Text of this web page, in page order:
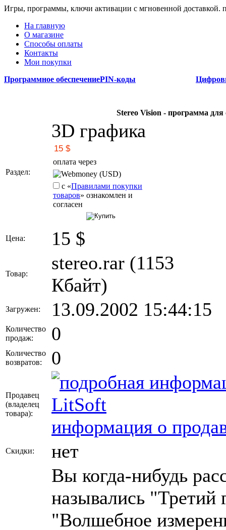
Игры, программы, ключи активации с мгновенной доставкой.
На главную
О магазине
Способы оплаты
Контакты
Мои покупки
Программное обеспечениеPIN-коды
Stereo Vision - программа для
Раздел:
3D графика
оплата через
Webmoney (USD)
с «Правилами покупки
товаров» ознакомлен и
согласен
Цена: 15 $
Товар:
stereo.rar (1153
Кбайт)
Загружен: 13.09.2002 15:44:15
Количество
продаж:
0
Количество
возвратов:
0
Продавец
(владелец
товара):
LitSoft
информация о
Скидки: нет
Вы когда-нибудь
назывались "Третий
"Волшебное